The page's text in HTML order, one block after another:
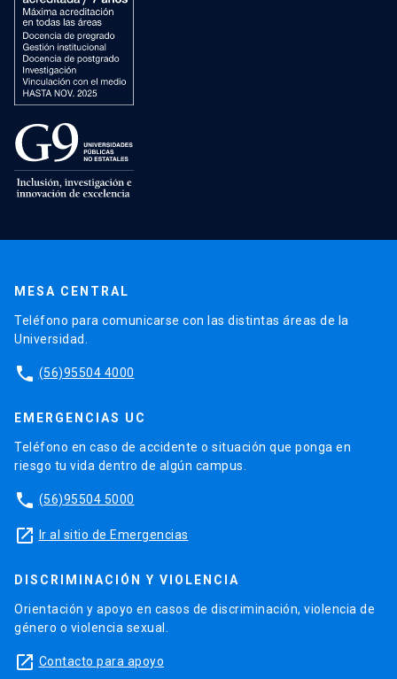
MESA CENTRAL
Teléfono para comunicarse con las distintas áreas de la
Universidad.
phone (56)95504 4000
EMERGENCIAS UC
Teléfono en caso de accidente o situación que ponga en
riesgo tu vida dentro de algún campus.
phone (56)95504 5000
launch Ir al sitio de Emergencias
DISCRIMINACIÓN Y VIOLENCIA
Orientación y apoyo en casos de discriminación, violencia de
género o violencia sexual.
launch Contacto para apoyo